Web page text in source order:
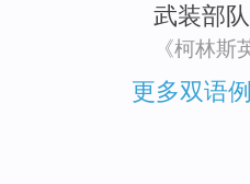
武装部队
《柯林斯
更多双语